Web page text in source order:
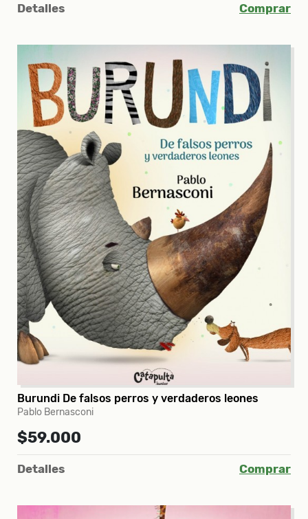
Detalles Comprar
Burundi De falsos perros y verdaderos leones
Pablo Bernasconi
$59.000
Detalles Comprar